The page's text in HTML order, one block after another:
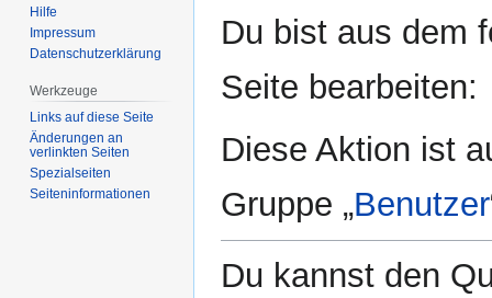
Navigation
Suche
Du bist aus dem
Seite bearbeiten:
Diese Aktion ist
Gruppe „Benutzer
Du kannst den
Hilfe
Impressum
Datenschutzerklärung
Werkzeuge
Links auf diese Seite
Änderungen an
verlinkten Seiten
Spezialseiten
Seiten­informationen